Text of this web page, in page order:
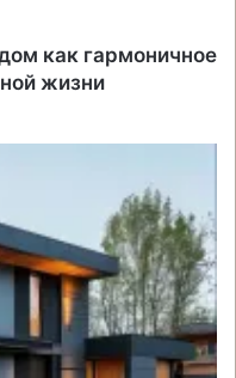
как гармоничное
жизни